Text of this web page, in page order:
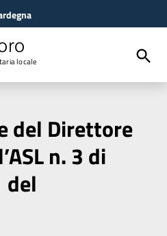
locale
del Direttore
n. 3 di
del